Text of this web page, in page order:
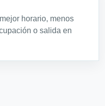
horario, menos
o salida en